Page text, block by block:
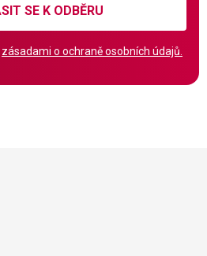
SE K ODBĚRU
zásadami o ochraně osobních údajů.